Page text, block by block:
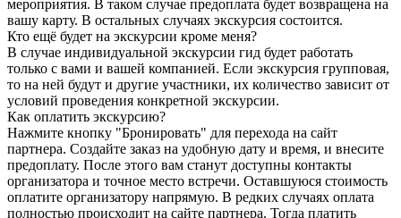
мероприятия. В таком случае предоплата будет возвращена на
вашу карту. В остальных случаях экскурсия состоится.
Кто ещё будет на экскурсии кроме меня?
В случае индивидуальной экскурсии гид будет работать
только с вами и вашей компанией. Если экскурсия групповая,
то на ней будут и другие участники, их количество зависит от
условий проведения конкретной экскурсии.
Как оплатить экскурсию?
Нажмите кнопку "Бронировать" для перехода на сайт
партнера. Создайте заказ на удобную дату и время, и внесите
предоплату. После этого вам станут доступны контакты
организатора и точное место встречи. Оставшуюся стоимость
оплатите организатору напрямую. В редких случаях оплата
полностью происходит на сайте партнера. Тогда платить